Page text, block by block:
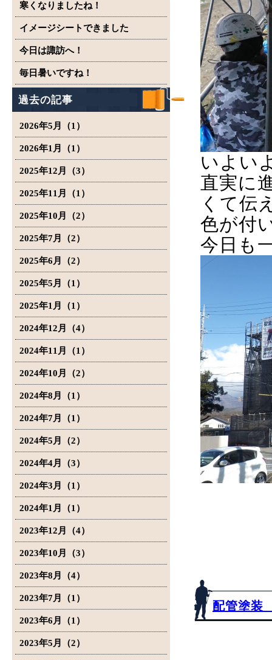
寒くなりましたね！
イメージシートできました
今日は諏訪へ！
毎日暑いですね！
過去の記事
2026年5月（1）
2026年1月（1）
2025年12月（3）
2025年11月（1）
2025年10月（2）
2025年7月（2）
2025年6月（2）
2025年5月（1）
2025年1月（1）
2024年12月（4）
2024年11月（1）
2024年10月（2）
2024年8月（1）
2024年7月（1）
2024年5月（2）
2024年4月（3）
2024年3月（1）
2024年1月（1）
2023年12月（4）
2023年10月（3）
2023年8月（4）
2023年7月（1）
2023年6月（1）
2023年5月（2）
いよい
直実に
くて伝
色が付
今日も
配管塗